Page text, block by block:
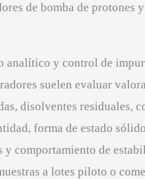
de bomba de protones
analítico y control de
suelen evaluar
disolventes residuales,
forma de estado
y comportamiento de
a lotes piloto o